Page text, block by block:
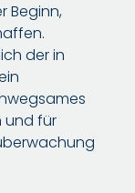
Beginn,
der in
und für